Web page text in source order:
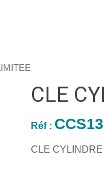
CLE
Réf :
CLE